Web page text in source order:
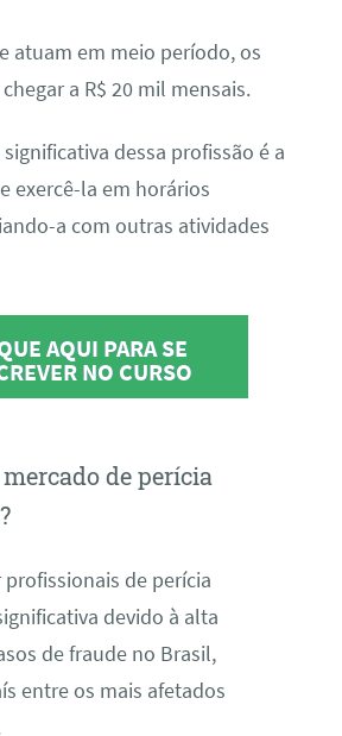
atuam em meio período, os
a R$ 20 mil mensais.
dessa profissão é a
exercê-la em horários
a com outras atividades
AQUI PARA SE
NO CURSO
de perícia
de perícia
devido à alta
de fraude no Brasil,
entre os mais afetados